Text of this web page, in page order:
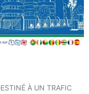
À UN TRAFIC